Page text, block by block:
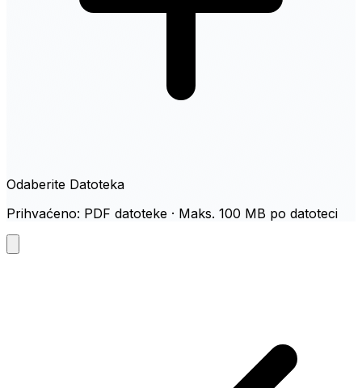
Odaberite Datoteka
Prihvaćeno: PDF datoteke · Maks. 100 MB po datoteci